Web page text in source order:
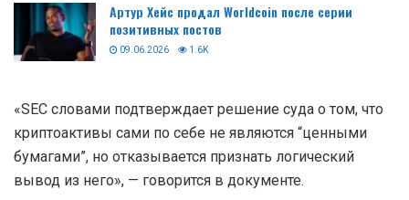
Артур Хейс продал Worldcoin после серии
позитивных постов
09.06.2026 1.6K
«SEC словами подтверждает решение суда о том, что
криптоактивы сами по себе не являются “ценными
бумагами”, но отказывается признать логический
вывод из него», — говорится в документе.